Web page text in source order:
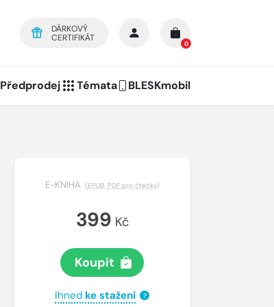
DÁRKOVÝ
CERTIFIKÁT
0
Předprodej Témata BLESKmobil
E-KNIHA (EPUB, PDF pro čtečky)
399 Kč
Koupit
Ihned ke stažení ?